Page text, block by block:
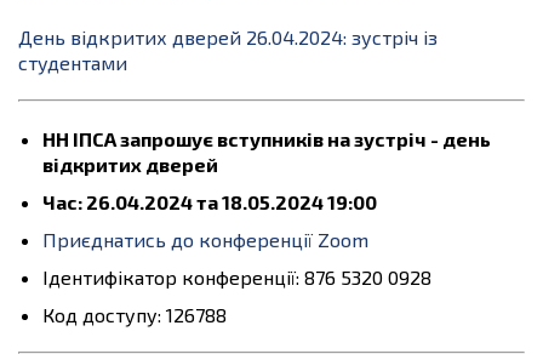
День відкритих дверей 26.04.2024: зустріч із
студентами
НН ІПСА запрошує вступників на зустріч - день
відкритих дверей
Час: 26.04.2024 та 18.05.2024 19:00
Приєднатись до конференції Zoom
Ідентифікатор конференції: 876 5320 0928
Код доступу: 126788